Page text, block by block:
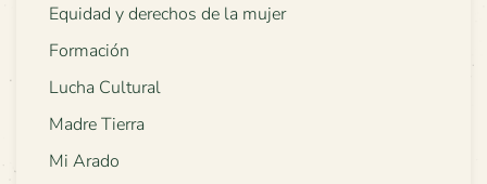
Equidad y derechos de la mujer
Formación
Lucha Cultural
Madre Tierra
Mi Arado